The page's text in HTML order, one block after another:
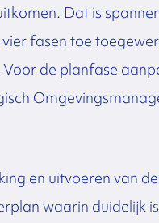
Dat is
fasen toe
de planfase
en uitvoeren van
waarin duidelijk